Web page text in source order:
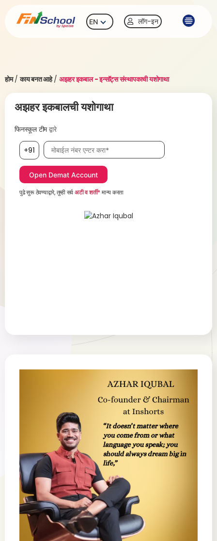
EN लॉग-इन
होम/काय बनत आहे/ अझहर इकबाल - इन्सॉट्स संस्थापकाची यशोगाथा
अझहर इकबालची यशोगाथा
फिनस्कूल टीमद्वारे
+91 मोबाईल नंबर, आवश्यक
पुढे सुरू ठेवण्याद्वारे, तुम्ही सर्वअटी व शर्ती*मान्य करता